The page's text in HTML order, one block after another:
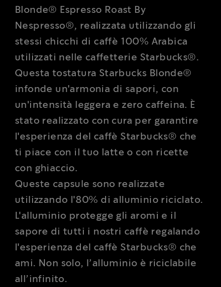
Blonde® Espresso Roast By
Nespresso®, realizzata utilizzando gli
stessi chicchi di caffè 100% Arabica
utilizzati nelle caffetterie Starbucks®.
Questa tostatura Starbucks Blonde®
infonde un'armonia di sapori, con
un'intensità leggera e zero caffeina. È
stato realizzato con cura per garantire
l'esperienza del caffè Starbucks® che
ti piace con il tuo latte o con ricette
con ghiaccio.
Queste capsule sono realizzate
utilizzando l'80% di alluminio riciclato.
L'alluminio protegge gli aromi e il
sapore di tutti i nostri caffè regalando
l'esperienza del caffè Starbucks® che
ami. Non solo, l’alluminio è riciclabile
all’infinito.